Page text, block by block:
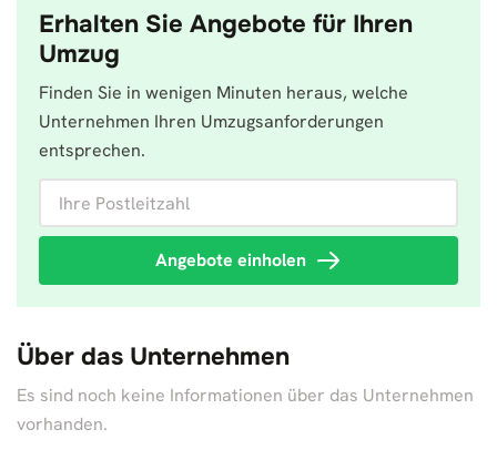
Erhalten Sie Angebote für Ihren
Umzug
Finden Sie in wenigen Minuten heraus, welche
Unternehmen Ihren Umzugsanforderungen
entsprechen.
Angebote einholen
Über das Unternehmen
Es sind noch keine Informationen über das Unternehmen
vorhanden.